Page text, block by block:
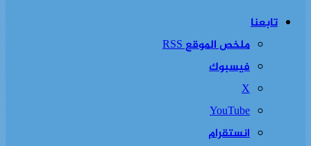
تابعنا
ملخص الموقع RSS
فيسبوك
‫X
‫YouTube
انستقرام